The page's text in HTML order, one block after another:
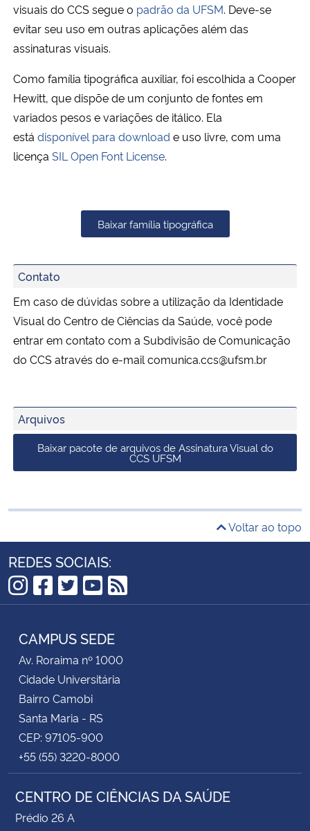
visuais do CCS segue o padrão da UFSM. Deve-se
evitar seu uso em outras aplicações além das
assinaturas visuais.
Como família tipográfica auxiliar, foi escolhida a Cooper
Hewitt, que dispõe de um conjunto de fontes em
variados pesos e variações de itálico. Ela
está disponível para download e uso livre, com uma
licença SIL Open Font License.
Baixar família tipográfica
Contato
Em caso de dúvidas sobre a utilização da Identidade
Visual do Centro de Ciências da Saúde, você pode
entrar em contato com a Subdivisão de Comunicação
do CCS através do e-mail comunica.ccs@ufsm.br
Arquivos
Baixar pacote de arquivos de Assinatura Visual do
CCS UFSM
Voltar ao topo
REDES SOCIAIS:
Instagram
Facebook
Twitter
YouTube
RSS
CAMPUS SEDE
Av. Roraima nº 1000
Cidade Universitária
Bairro Camobi
Santa Maria - RS
CEP: 97105-900
+55 (55) 3220-8000
CENTRO DE CIÊNCIAS DA SAÚDE
Prédio 26 A